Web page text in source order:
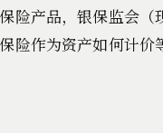
险产品，银保监会
险作为资产如何计价